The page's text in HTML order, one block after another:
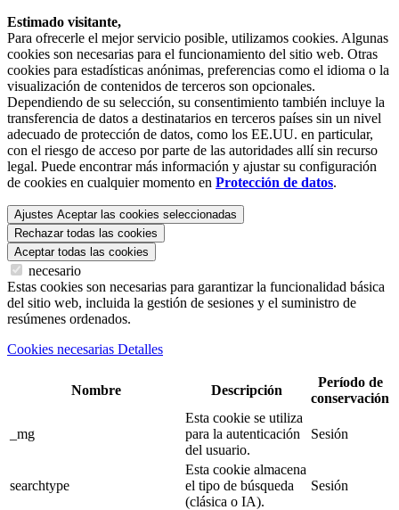
Estimado visitante,
Para ofrecerle el mejor servicio posible, utilizamos cookies. Algunas
cookies son necesarias para el funcionamiento del sitio web. Otras
cookies para estadísticas anónimas, preferencias como el idioma o la
visualización de contenidos de terceros son opcionales.
Dependiendo de su selección, su consentimiento también incluye la
transferencia de datos a destinatarios en terceros países sin un nivel
adecuado de protección de datos, como los EE.UU. en particular,
con el riesgo de acceso por parte de las autoridades allí sin recurso
legal. Puede encontrar más información y ajustar su configuración
de cookies en cualquier momento en Protección de datos.
Ajustes Aceptar las cookies seleccionadas
Rechazar todas las cookies
Aceptar todas las cookies
necesario
Estas cookies son necesarias para garantizar la funcionalidad básica
del sitio web, incluida la gestión de sesiones y el suministro de
resúmenes ordenados.
Cookies necesarias Detalles
Nombre Descripción
Período de
conservación
_mg
Esta cookie se utiliza
para la autenticación
del usuario.
Sesión
searchtype
Esta cookie almacena
el tipo de búsqueda
(clásica o IA).
Sesión